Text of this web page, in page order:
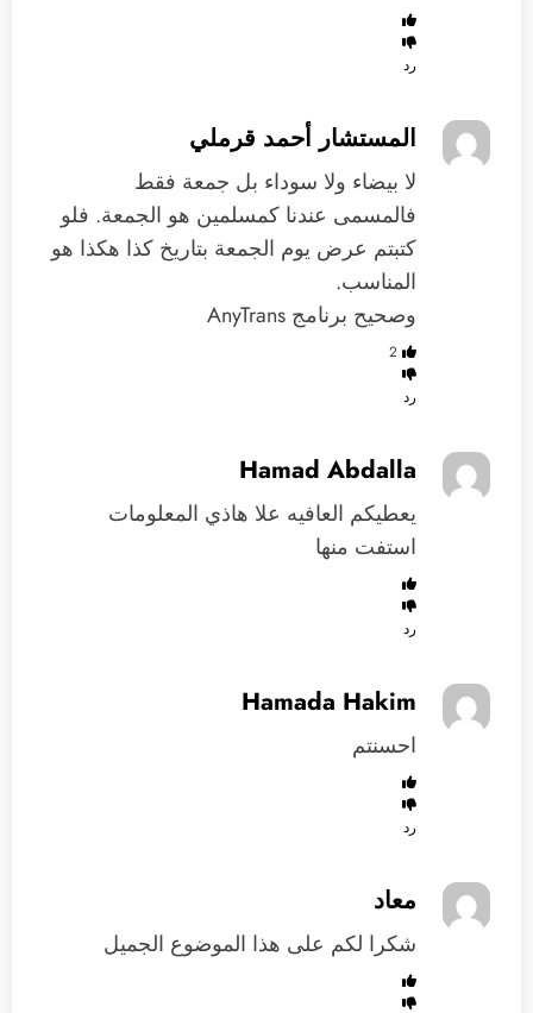
رد
المستشار أحمد قرملي
لا بيضاء ولا سوداء بل جمعة فقط
فالمسمى عندنا كمسلمين هو الجمعة. فلو
كتبتم عرض يوم الجمعة بتاريخ كذا هكذا هو
المناسب.
وصحيح برنامج AnyTrans
2
رد
Hamad Abdalla
يعطيكم العافيه علا هاذي المعلومات
استفت منها
رد
Hamada Hakim
احسنتم
رد
معاد
شكرا لكم على هذا الموضوع الجميل